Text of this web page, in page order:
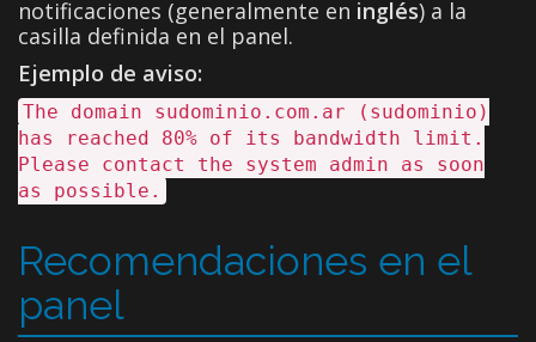
notificaciones (generalmente en inglés) a la
casilla definida en el panel.
Ejemplo de aviso:
The domain sudominio.com.ar (sudominio)
has reached 80% of its bandwidth limit.
Please contact the system admin as soon
as possible.
Recomendaciones en el
panel